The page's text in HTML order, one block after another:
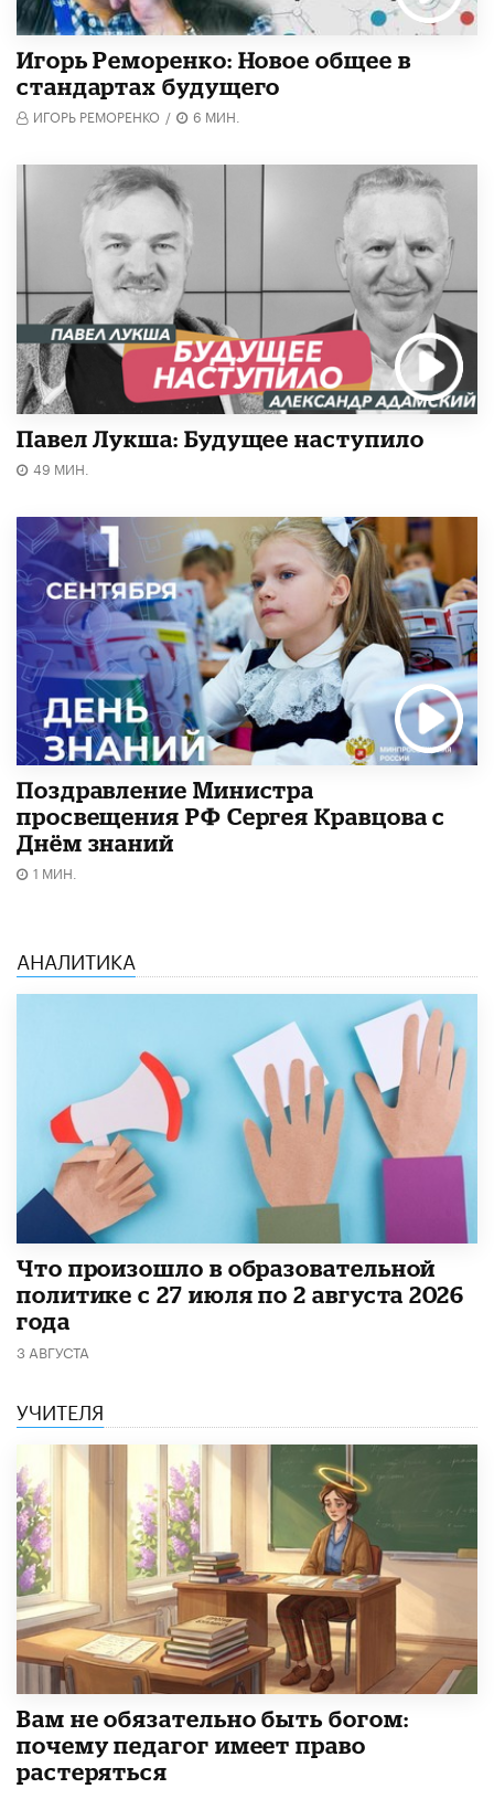
Игорь Реморенко: Новое общее в
стандартах будущего
ИГОРЬ РЕМОРЕНКО / 6 МИН.
Павел Лукша: Будущее наступило
49 МИН.
Поздравление Министра
просвещения РФ Сергея Кравцова с
Днём знаний
1 МИН.
АНАЛИТИКА
​Что произошло в образовательной
политике с 27 июля по 2 августа 2026
года
3 АВГУСТА
УЧИТЕЛЯ
​Вам не обязательно быть богом:
почему педагог имеет право
растеряться